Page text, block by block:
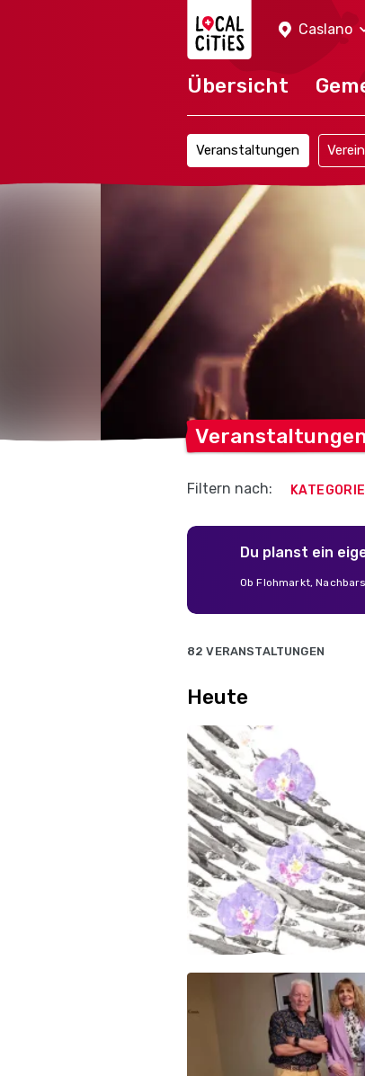
Caslano
Übersicht
Veranstaltungen
Filtern nach: KATEGORIE
Du planst ein
Ob Flohmarkt,
82 VERANSTALTUNGEN
Heute